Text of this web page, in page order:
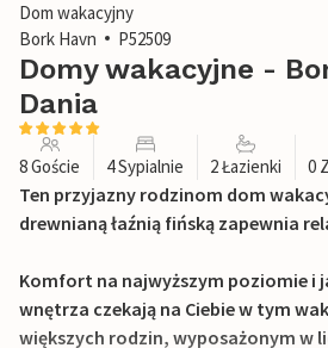
Dom wakacyjny
Bork Havn
P52509
Domy wakacyjne -
Dania
8 Goście 4 Sypialnie 2 Łazienki 0
Ten przyjazny rodzinom dom
drewnianą łaźnią fińską zapewnia
Komfort na najwyższym poziomie i
wnętrza czekają na Ciebie w tym
większych rodzin, wyposażonym w